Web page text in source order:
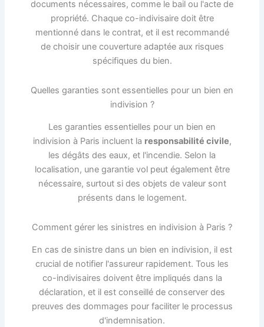
documents nécessaires, comme le bail ou l'acte de
propriété. Chaque co-indivisaire doit être
mentionné dans le contrat, et il est recommandé
de choisir une couverture adaptée aux risques
spécifiques du bien.
Quelles garanties sont essentielles pour un bien en
indivision ?
Les garanties essentielles pour un bien en
indivision à Paris incluent la responsabilité civile,
les dégâts des eaux, et l'incendie. Selon la
localisation, une garantie vol peut également être
nécessaire, surtout si des objets de valeur sont
présents dans le logement.
Comment gérer les sinistres en indivision à Paris ?
En cas de sinistre dans un bien en indivision, il est
crucial de notifier l'assureur rapidement. Tous les
co-indivisaires doivent être impliqués dans la
déclaration, et il est conseillé de conserver des
preuves des dommages pour faciliter le processus
d'indemnisation.